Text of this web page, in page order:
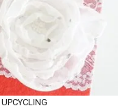
UPCYCLING